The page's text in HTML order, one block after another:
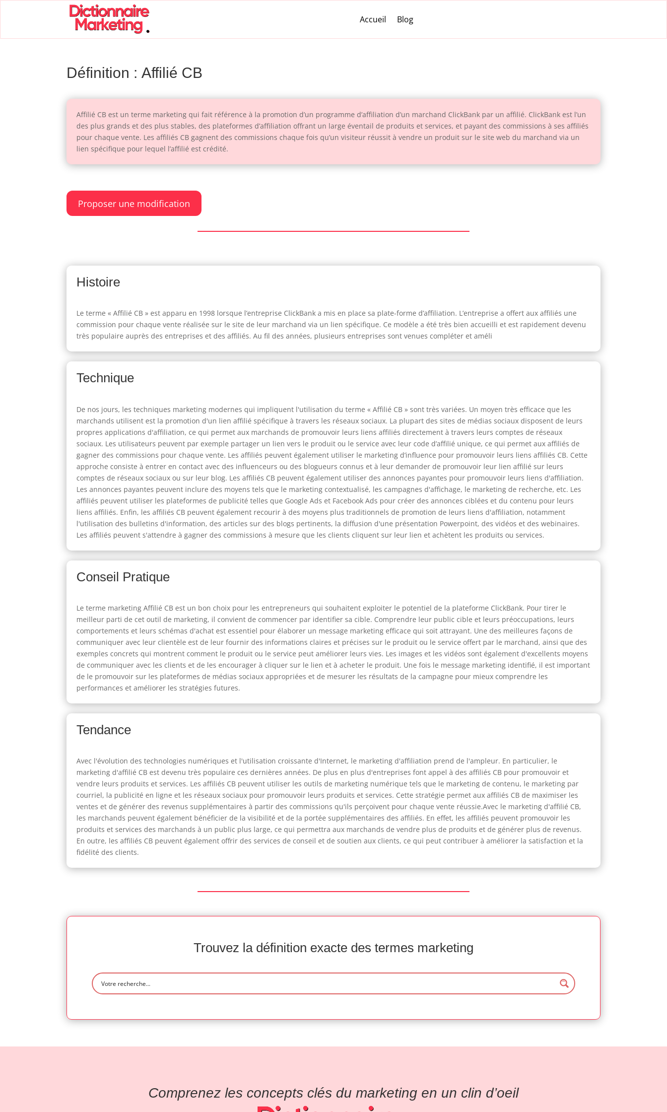
Accueil Blog
Définition : Affilié CB
Affilié CB est un terme marketing qui fait référence à la promotion d’un programme d’affiliation d’un marchand ClickBank par un affilié. ClickBank est l’un
des plus grands et des plus stables, des plateformes d’affiliation offrant un large éventail de produits et services, et payant des commissions à ses affiliés
pour chaque vente. Les affiliés CB gagnent des commissions chaque fois qu’un visiteur réussit à vendre un produit sur le site web du marchand via un
lien spécifique pour lequel l’affilié est crédité.
Proposer une modification
Histoire
Le terme « Affilié CB » est apparu en 1998 lorsque l’entreprise ClickBank a mis en place sa plate-forme d’affiliation. L’entreprise a offert aux affiliés une
commission pour chaque vente réalisée sur le site de leur marchand via un lien spécifique. Ce modèle a été très bien accueilli et est rapidement devenu
très populaire auprès des entreprises et des affiliés. Au fil des années, plusieurs entreprises sont venues compléter et améli
Technique
De nos jours, les techniques marketing modernes qui impliquent l'utilisation du terme « Affilié CB » sont très variées. Un moyen très efficace que les
marchands utilisent est la promotion d'un lien affilié spécifique à travers les réseaux sociaux. La plupart des sites de médias sociaux disposent de leurs
propres applications d'affiliation, ce qui permet aux marchands de promouvoir leurs liens affiliés directement à travers leurs comptes de réseaux
sociaux. Les utilisateurs peuvent par exemple partager un lien vers le produit ou le service avec leur code d’affilié unique, ce qui permet aux affiliés de
gagner des commissions pour chaque vente. Les affiliés peuvent également utiliser le marketing d’influence pour promouvoir leurs liens affiliés CB. Cette
approche consiste à entrer en contact avec des influenceurs ou des blogueurs connus et à leur demander de promouvoir leur lien affilié sur leurs
comptes de réseaux sociaux ou sur leur blog. Les affiliés CB peuvent également utiliser des annonces payantes pour promouvoir leurs liens d'affiliation.
Les annonces payantes peuvent inclure des moyens tels que le marketing contextualisé, les campagnes d'affichage, le marketing de recherche, etc. Les
affiliés peuvent utiliser les plateformes de publicité telles que Google Ads et Facebook Ads pour créer des annonces ciblées et du contenu pour leurs
liens affiliés. Enfin, les affiliés CB peuvent également recourir à des moyens plus traditionnels de promotion de leurs liens d'affiliation, notamment
l'utilisation des bulletins d'information, des articles sur des blogs pertinents, la diffusion d'une présentation Powerpoint, des vidéos et des webinaires.
Les affiliés peuvent s'attendre à gagner des commissions à mesure que les clients cliquent sur leur lien et achètent les produits ou services.
Conseil Pratique
Le terme marketing Affilié CB est un bon choix pour les entrepreneurs qui souhaitent exploiter le potentiel de la plateforme ClickBank. Pour tirer le
meilleur parti de cet outil de marketing, il convient de commencer par identifier sa cible. Comprendre leur public cible et leurs préoccupations, leurs
comportements et leurs schémas d'achat est essentiel pour élaborer un message marketing efficace qui soit attrayant. Une des meilleures façons de
communiquer avec leur clientèle est de leur fournir des informations claires et précises sur le produit ou le service offert par le marchand, ainsi que des
exemples concrets qui montrent comment le produit ou le service peut améliorer leurs vies. Les images et les vidéos sont également d'excellents moyens
de communiquer avec les clients et de les encourager à cliquer sur le lien et à acheter le produit. Une fois le message marketing identifié, il est important
de le promouvoir sur les plateformes de médias sociaux appropriées et de mesurer les résultats de la campagne pour mieux comprendre les
performances et améliorer les stratégies futures.
Tendance
Avec l'évolution des technologies numériques et l'utilisation croissante d'Internet, le marketing d'affiliation prend de l'ampleur. En particulier, le
marketing d'affilié CB est devenu très populaire ces dernières années. De plus en plus d'entreprises font appel à des affiliés CB pour promouvoir et
vendre leurs produits et services. Les affiliés CB peuvent utiliser les outils de marketing numérique tels que le marketing de contenu, le marketing par
courriel, la publicité en ligne et les réseaux sociaux pour promouvoir leurs produits et services. Cette stratégie permet aux affiliés CB de maximiser les
ventes et de générer des revenus supplémentaires à partir des commissions qu'ils perçoivent pour chaque vente réussie.Avec le marketing d'affilié CB,
les marchands peuvent également bénéficier de la visibilité et de la portée supplémentaires des affiliés. En effet, les affiliés peuvent promouvoir les
produits et services des marchands à un public plus large, ce qui permettra aux marchands de vendre plus de produits et de générer plus de revenus.
En outre, les affiliés CB peuvent également offrir des services de conseil et de soutien aux clients, ce qui peut contribuer à améliorer la satisfaction et la
fidélité des clients.
Trouvez la définition exacte des termes marketing
Comprenez les concepts clés du marketing en un clin d’oeil